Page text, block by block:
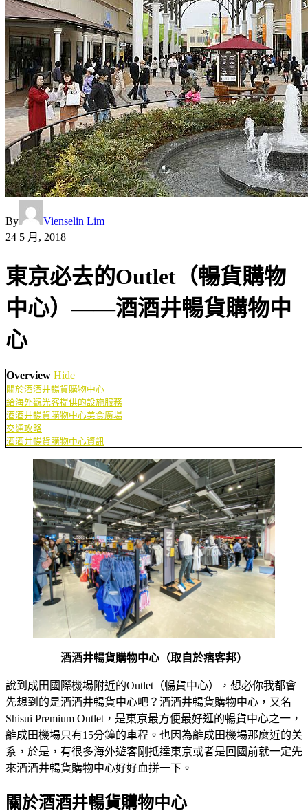
By
Vienselin Lim
24 5 月, 2018
東京必去的Outlet（暢貨購物
中心）——酒酒井暢貨購物中
心
Overview Hide
關於酒酒井暢貨購物中心
給海外觀光客提供的設施服務
酒酒井暢貨購物中心美食廣場
交通攻略
酒酒井暢貨購物中心資訊
酒酒井暢貨購物中心（取自於痞客邦）
說到成田國際機場附近的Outlet（暢貨中心），想必你我都會
先想到的是酒酒井暢貨中心吧？酒酒井暢貨購物中心，又名
Shisui Premium Outlet，是東京最方便最好逛的暢貨中心之一，
離成田機場只有15分鐘的車程。也因為離成田機場那麼近的关
系，於是，有很多海外遊客剛抵達東京或者是回國前就一定先
來酒酒井暢貨購物中心好好血拼一下。
關於酒酒井暢貨購物中心